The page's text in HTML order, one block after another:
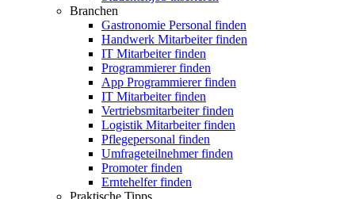
Branchen
Gastronomie Personal finden
Handwerk Mitarbeiter finden
IT Mitarbeiter finden
Programmierer finden
App Programmierer finden
IT Mitarbeiter finden
Vertriebsmitarbeiter finden
Logistik Mitarbeiter finden
Pflegepersonal finden
Umfrageteilnehmer finden
Promoter finden
Erntehelfer finden
Praktische Tipps